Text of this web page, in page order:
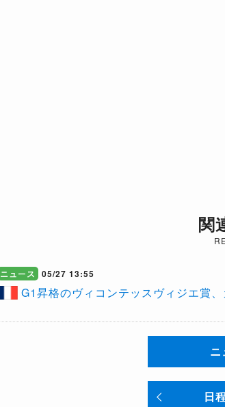
関
ニュース 05/27 13:55
​G1昇格のヴィコンテッスヴィジエ賞
ニ
日